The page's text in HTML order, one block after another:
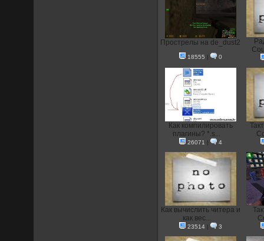
Прострелы на de_dust2
18555 | 0
Как компилировать
плагины? *.s...
26071 | 4
Как вычислить читера и
как вес...
23514| 3